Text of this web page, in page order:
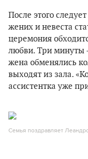
После этого
жених и невеста
церемония
любви. Три минуты
жена обменялись
выходят из зала.
ассистентка уже
Семья поздравляет